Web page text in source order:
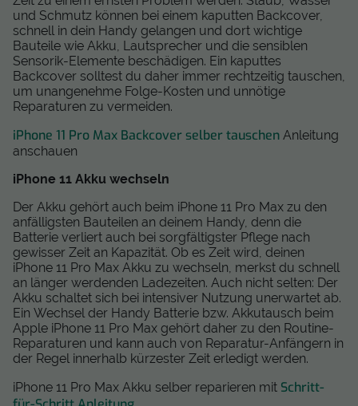
und Schmutz können bei einem kaputten Backcover,
schnell in dein Handy gelangen und dort wichtige
Bauteile wie Akku, Lautsprecher und die sensiblen
Sensorik-Elemente beschädigen. Ein kaputtes
Backcover solltest du daher immer rechtzeitig tauschen,
um unangenehme Folge-Kosten und unnötige
Reparaturen zu vermeiden.
iPhone 11 Pro Max Backcover selber tauschen Anleitung
anschauen
iPhone 11 Akku wechseln
Der Akku gehört auch beim iPhone 11 Pro Max zu den
anfälligsten Bauteilen an deinem Handy, denn die
Batterie verliert auch bei sorgfältigster Pflege nach
gewisser Zeit an Kapazität. Ob es Zeit wird, deinen
iPhone 11 Pro Max Akku zu wechseln, merkst du schnell
an länger werdenden Ladezeiten. Auch nicht selten: Der
Akku schaltet sich bei intensiver Nutzung unerwartet ab.
Ein Wechsel der Handy Batterie bzw. Akkutausch beim
Apple iPhone 11 Pro Max gehört daher zu den Routine-
Reparaturen und kann auch von Reparatur-Anfängern in
der Regel innerhalb kürzester Zeit erledigt werden.
iPhone 11 Pro Max Akku selber reparieren mit Schritt-